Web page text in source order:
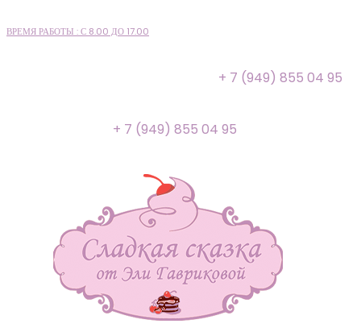
ВРЕМЯ РАБОТЫ : С 8.00 ДО 17.00
+ 7 (949) 855 04 95
+ 7 (949) 855 04 95